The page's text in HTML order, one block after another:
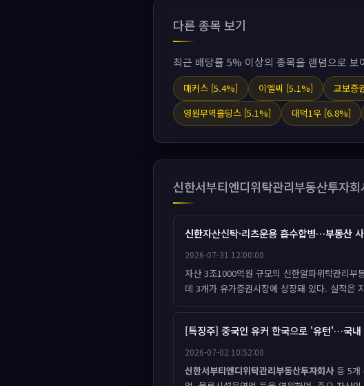
다른 종목 보기
최근 배당률 5% 이상의 종목을 랜덤으로 보
매커스 [5.4%] 이엘씨 [5.1%] 교보증
영원무역홀딩스 [5.1%]
대덕1우 [6.8%]
신한서부티엔디위탁관리부동산투자
신한자산신탁·리츠운용 흡수합병…부동산
2026-07-31 12:00:00
자산 3조1000억원 규모의 신한알파위탁관리부
데 3개가 유가증권시장에 상장돼 있다. 실적은
[특징주] 중국인 유커 한국으로 '유턴'…국
2026-07-02 10:52:00
신한서부티엔디위탁관리부동산투자회사등 5개